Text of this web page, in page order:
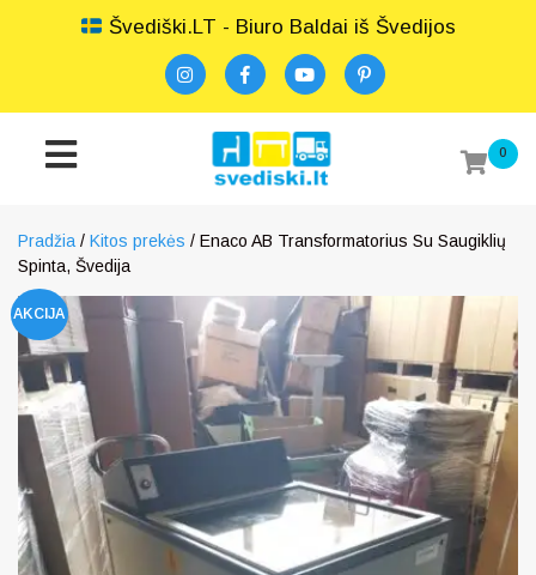
Švediški.LT - Biuro Baldai iš Švedijos
0
Pradžia / Kitos prekės / Enaco AB Transformatorius Su Saugiklių
Spinta, Švedija
AKCIJA